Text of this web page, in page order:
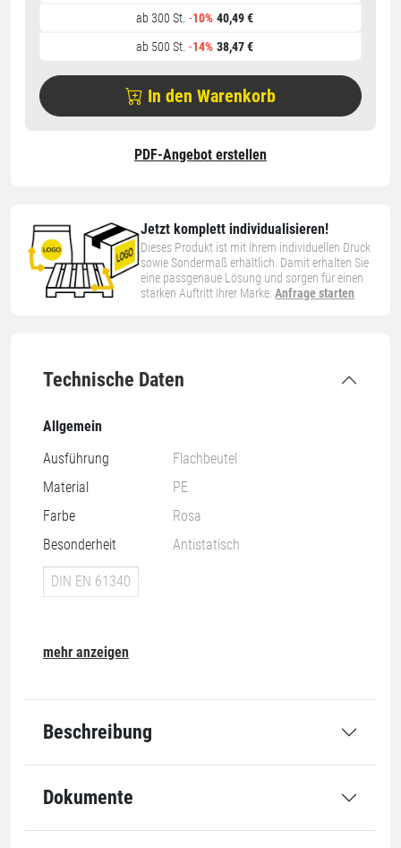
Jetzt komplett individualisieren!
Dieses Produkt ist mit Ihrem individuellen Druck
sowie Sondermaß erhältlich. Damit erhalten Sie
eine passgenaue Lösung und sorgen für einen
starken Auftritt Ihrer Marke.Anfrage starten
Technische Daten
Allgemein
Ausführung
Flachbeutel
Material
PE
Farbe
Rosa
Besonderheit
Antistatisch
DIN EN 61340
Nachhaltigkeit
07-O
mehr anzeigen
Beschreibung
Dokumente
ab 300 St. -10% 40,49 €
ab 500 St. -14% 38,47 €
In den Warenkorb
PDF-Angebot erstellen